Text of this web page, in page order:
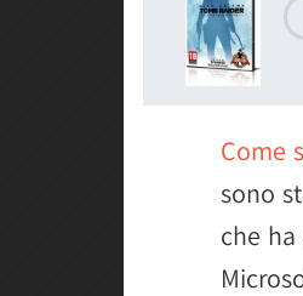
Come
sono
che